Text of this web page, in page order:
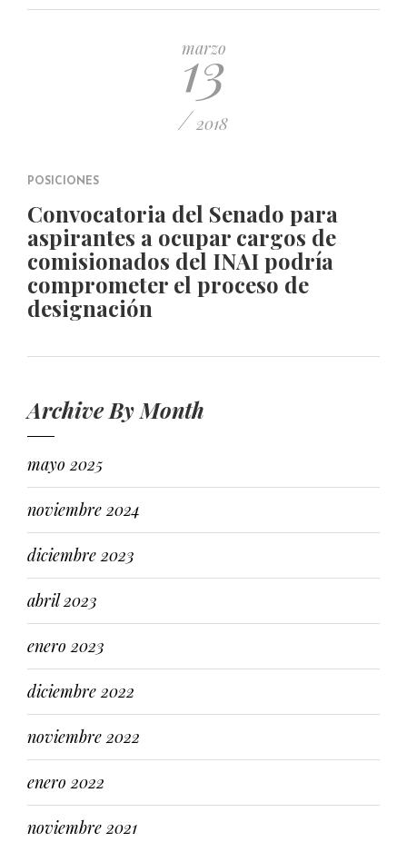
marzo
13
/ 2018
POSICIONES
Convocatoria del Senado para
aspirantes a ocupar cargos de
comisionados del INAI podría
comprometer el proceso de
designación
Archive By Month
mayo 2025
noviembre 2024
diciembre 2023
abril 2023
enero 2023
diciembre 2022
noviembre 2022
enero 2022
noviembre 2021